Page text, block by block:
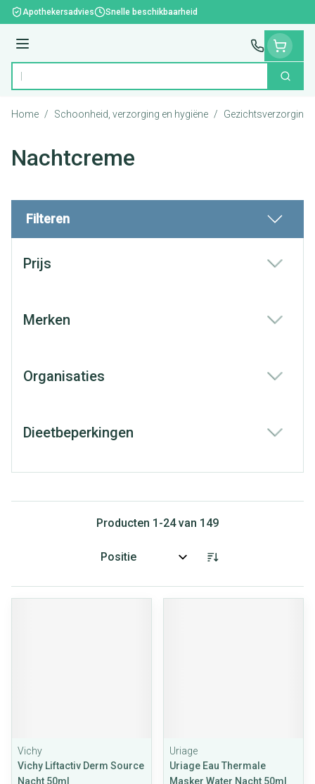
Ga naar de inhoud
Apothekersadvies Snelle beschikbaarheid
Menu
Product, merk, categorie... Zoek
Home / Schoonheid, verzorging en hygiëne / Gezichtsverzorging
Nachtcreme
Filteren
Prijs
Merken
Organisaties
Dieetbeperkingen
Producten 1 -24van 149
Sorteer op:
Vichy
Vichy Liftactiv Derm Source
Nacht 50ml
Uriage
Uriage Eau Thermale
Masker Water Nacht 50ml